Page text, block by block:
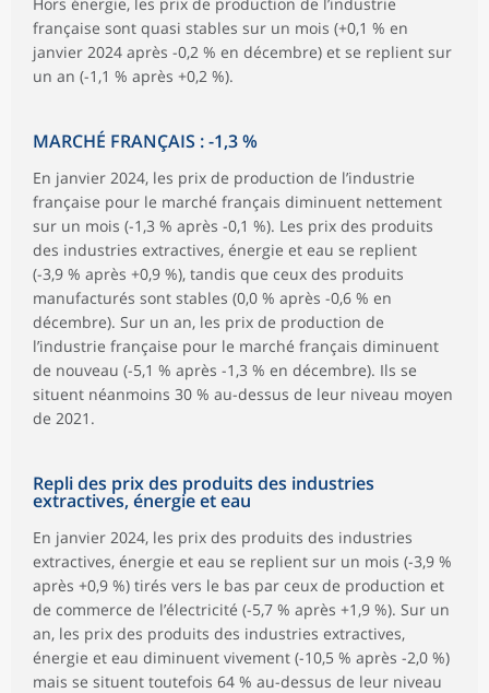
française sont quasi stables sur un mois (+0,1 % en
janvier 2024 après -0,2 % en décembre) et se replient sur
un an (-1,1 % après +0,2 %).
MARCHÉ FRANÇAIS : -1,3 %
En janvier 2024, les prix de production de l’industrie
française pour le marché français diminuent nettement
sur un mois (-1,3 % après -0,1 %). Les prix des produits
des industries extractives, énergie et eau se replient
(-3,9 % après +0,9 %), tandis que ceux des produits
manufacturés sont stables (0,0 % après -0,6 % en
décembre). Sur un an, les prix de production de
l’industrie française pour le marché français diminuent
de nouveau (-5,1 % après -1,3 % en décembre). Ils se
situent néanmoins 30 % au-dessus de leur niveau moyen
de 2021.
Repli des prix des produits des industries
extractives, énergie et eau
En janvier 2024, les prix des produits des industries
extractives, énergie et eau se replient sur un mois (-3,9 %
après +0,9 %) tirés vers le bas par ceux de production et
de commerce de l’électricité (-5,7 % après +1,9 %). Sur un
an, les prix des produits des industries extractives,
énergie et eau diminuent vivement (-10,5 % après -2,0 %)
mais se situent toutefois 64 % au-dessus de leur niveau